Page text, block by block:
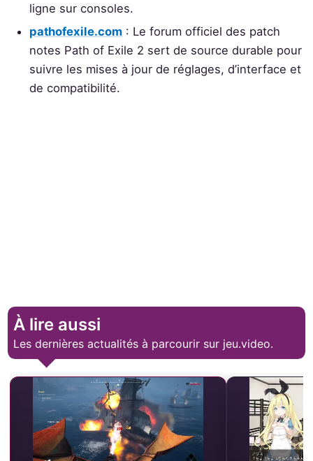
ligne sur consoles.
pathofexile.com : Le forum officiel des patch
notes Path of Exile 2 sert de source durable pour
suivre les mises à jour de réglages, d’interface et
de compatibilité.
À lire aussi
Les dernières actualités à parcourir sur jeu.video.